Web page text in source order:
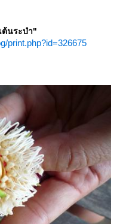
ต้นระบำ"
print.php?id=326675